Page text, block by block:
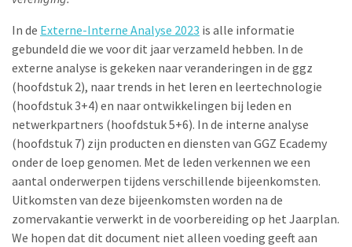
In de Externe-Interne Analyse 2023 is alle informatie
gebundeld die we voor dit jaar verzameld hebben. In de
externe analyse is gekeken naar veranderingen in de ggz
(hoofdstuk 2), naar trends in het leren en leertechnologie
(hoofdstuk 3+4) en naar ontwikkelingen bij leden en
netwerkpartners (hoofdstuk 5+6). In de interne analyse
(hoofdstuk 7) zijn producten en diensten van GGZ Ecademy
onder de loep genomen. Met de leden verkennen we een
aantal onderwerpen tijdens verschillende bijeenkomsten.
Uitkomsten van deze bijeenkomsten worden na de
zomervakantie verwerkt in de voorbereiding op het Jaarplan.
We hopen dat dit document niet alleen voeding geeft aan